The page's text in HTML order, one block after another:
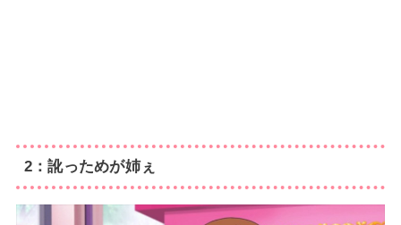
2：訛っためが姉ぇ